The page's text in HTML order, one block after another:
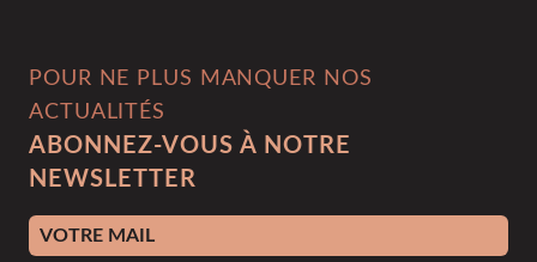
POUR NE PLUS MANQUER NOS
ACTUALITÉS
ABONNEZ-VOUS À NOTRE
NEWSLETTER
Adresse e-mail